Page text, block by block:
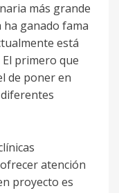
más grande
ha ganado fama
está
primero que
de poner en
atención
proyecto es